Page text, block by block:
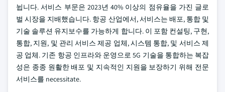
뉩니다. 서비스 부문은 2023년 40% 이상의 점유율을 가진 글로
벌 시장을 지배했습니다. 항공 산업에서, 서비스는 배포, 통합 및
기술 솔루션 유지보수를 가능하게 합니다. 이 포함 컨설팅, 구현,
통합, 지원, 및 관리 서비스 제공 업체, 시스템 통합, 및 서비스 제
공 업체. 기존 항공 인프라와 운영으로 5G 기술을 통합하는 복잡
성은 종종 원활한 배포 및 지속적인 지원을 보장하기 위해 전문
서비스를 necessitate.